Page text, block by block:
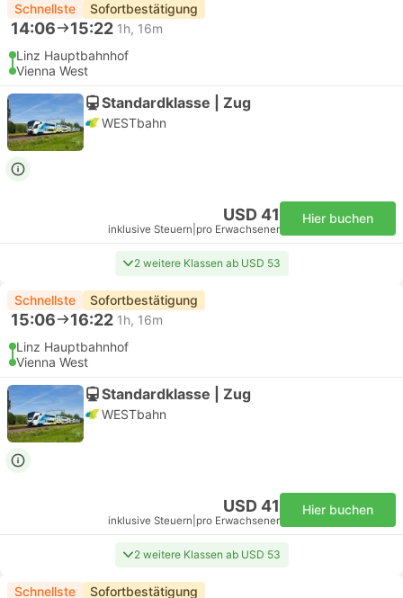
Schnellste Sofortbestätigung
14:06 15:22 1h, 16m
Linz Hauptbahnhof
Vienna West
Standardklasse | Zug
WESTbahn
USD 41
inklusive Steuern pro Erwachsener
Hier buchen
2 weitere Klassen ab USD 53
Schnellste Sofortbestätigung
15:06 16:22 1h, 16m
Linz Hauptbahnhof
Vienna West
Standardklasse | Zug
WESTbahn
USD 41
inklusive Steuern pro Erwachsener
Hier buchen
2 weitere Klassen ab USD 53
Schnellste Sofortbestätigung